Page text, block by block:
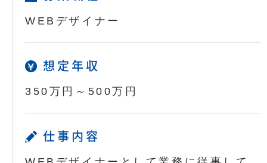
WEBデザイナー
想定年収
350万円～500万円
仕事内容